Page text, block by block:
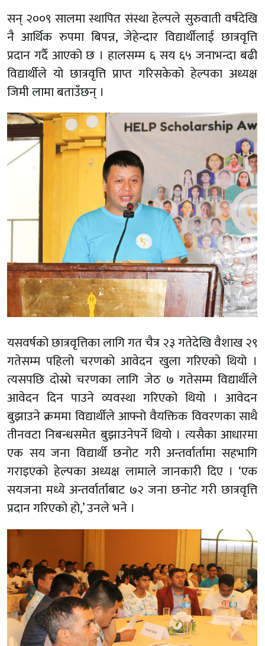
सन् २००९ सालमा स्थापित संस्था हेल्पले सुरुवाती वर्षदेखि
नै आर्थिक रुपमा बिपन्न, जेहेन्दार विद्यार्थीलाई छात्रवृत्ति
प्रदान गर्दै आएको छ । हालसम्म ६ सय ६५ जनाभन्दा बढी
विद्यार्थीले यो छात्रवृत्ति प्राप्त गरिसकेको हेल्पका अध्यक्ष
जिमी लामा बताउँछन् ।
यसवर्षको छात्रवृत्तिका लागि गत चैत्र २३ गतेदेखि वैशाख २९
गतेसम्म पहिलो चरणको आवेदन खुला गरिएको थियो ।
त्यसपछि दोस्रो चरणका लागि जेठ ७ गतेसम्म विद्यार्थीले
आवेदन दिन पाउने व्यवस्था गरिएको थियो । आवेदन
बुझाउने क्रममा विद्यार्थीले आफ्नो वैयक्तिक विवरणका साथै
तीनवटा निबन्धसमेत बुझाउनेपर्ने थियो । त्यसैका आधारमा
एक सय जना विद्यार्थी छनोट गरी अन्तर्वार्तामा सहभागि
गराइएको हेल्पका अध्यक्ष लामाले जानकारी दिए । ‘एक
सयजना मध्ये अन्तर्वार्ताबाट ७२ जना छनोट गरी छात्रवृत्ति
प्रदान गरिएको हो,’ उनले भने ।